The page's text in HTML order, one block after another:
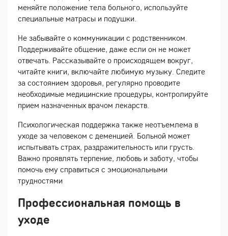
меняйте положение тела больного, используйте
специальные матрасы и подушки.
Не забывайте о коммуникации с родственником.
Поддерживайте общение, даже если он не может
отвечать. Рассказывайте о происходящем вокруг,
читайте книги, включайте любимую музыку. Следите
за состоянием здоровья, регулярно проводите
необходимые медицинские процедуры, контролируйте
прием назначенных врачом лекарств.
Психологическая поддержка также неотъемлема в
уходе за человеком с деменцией. Больной может
испытывать страх, раздражительность или грусть.
Важно проявлять терпение, любовь и заботу, чтобы
помочь ему справиться с эмоциональными
трудностями
Профессиональная помощь в
уходе